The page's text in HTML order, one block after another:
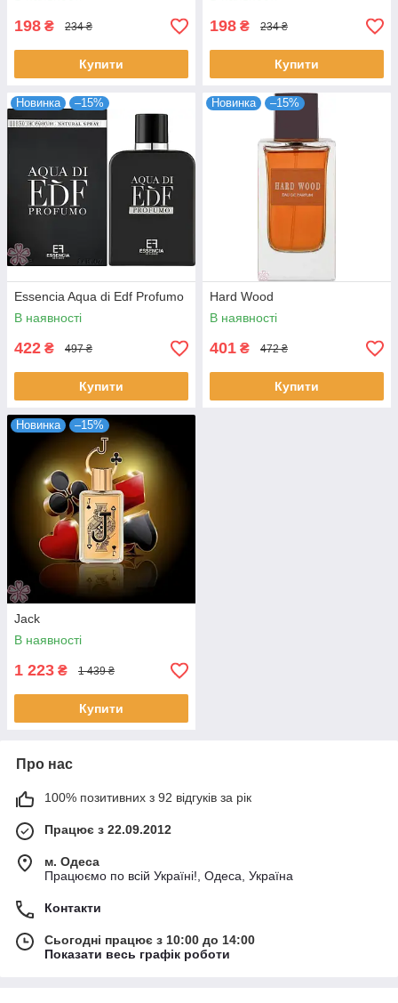
198 ₴ 234 ₴
Купити
198 ₴ 234 ₴
Купити
Новинка –15%
Essencia Aqua di Edf Profumo
В наявності
422 ₴ 497 ₴
Купити
Новинка –15%
Hard Wood
В наявності
401 ₴ 472 ₴
Купити
Новинка –15%
Jack
В наявності
1 223 ₴ 1 439 ₴
Купити
Про нас
100% позитивних з 92 відгуків за рік
Працює з 22.09.2012
м. Одеса
Працюємо по всій Україні!, Одеса, Україна
Контакти
Сьогодні працює з 10:00 до 14:00
Показати весь графік роботи